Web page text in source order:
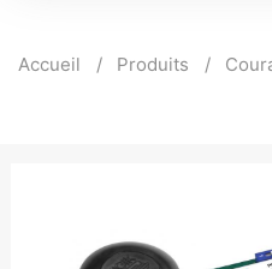
Accueil Produits